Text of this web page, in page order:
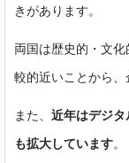
きがあります。
両国は歴史的・文
較的近いことから、
また、 近年はデジ
も拡大しています。